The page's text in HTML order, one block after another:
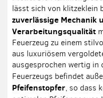
lässt sich von klitzeklein
zuverlässige Mechanik
Verarbeitungsqualität
Feuerzeug zu einem
aus luxuriösem
ausgesprochen wertig in
Feuerzeugs befindet
Pfeifenstopfer, so dass